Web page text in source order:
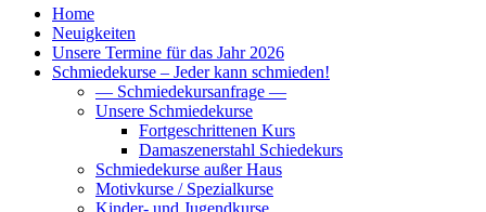
Zum
Inhalt
springen
Home
Neuigkeiten
Unsere Termine für das Jahr 2026
Schmiedekurse – Jeder kann schmieden!
— Schmiedekursanfrage —
Unsere Schmiedekurse
Fortgeschrittenen Kurs
Damaszenerstahl Schiedekurs
Schmiedekurse außer Haus
Motivkurse / Spezialkurse
Kinder- und Jugendkurse